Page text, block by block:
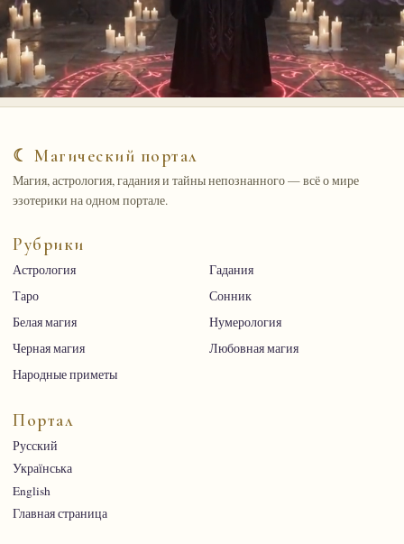
☾ Магический портал
Магия, астрология, гадания и тайны непознанного — всё о мире
эзотерики на одном портале.
Рубрики
Астрология
Гадания
Таро
Сонник
Белая магия
Нумерология
Черная магия
Любовная магия
Народные приметы
Портал
Русский
Українська
English
Главная страница